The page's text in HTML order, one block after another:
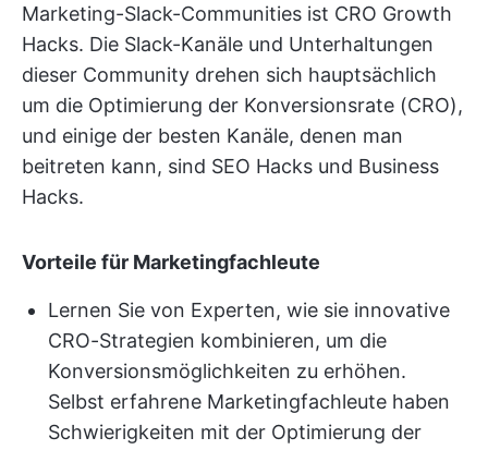
Marketing-Slack-Communities ist CRO Growth
Hacks. Die Slack-Kanäle und Unterhaltungen
dieser Community drehen sich hauptsächlich
um die Optimierung der Konversionsrate (CRO),
und einige der besten Kanäle, denen man
beitreten kann, sind SEO Hacks und Business
Hacks.
Vorteile für Marketingfachleute
Lernen Sie von Experten, wie sie innovative
CRO-Strategien kombinieren, um die
Konversionsmöglichkeiten zu erhöhen.
Selbst erfahrene Marketingfachleute haben
Schwierigkeiten mit der Optimierung der